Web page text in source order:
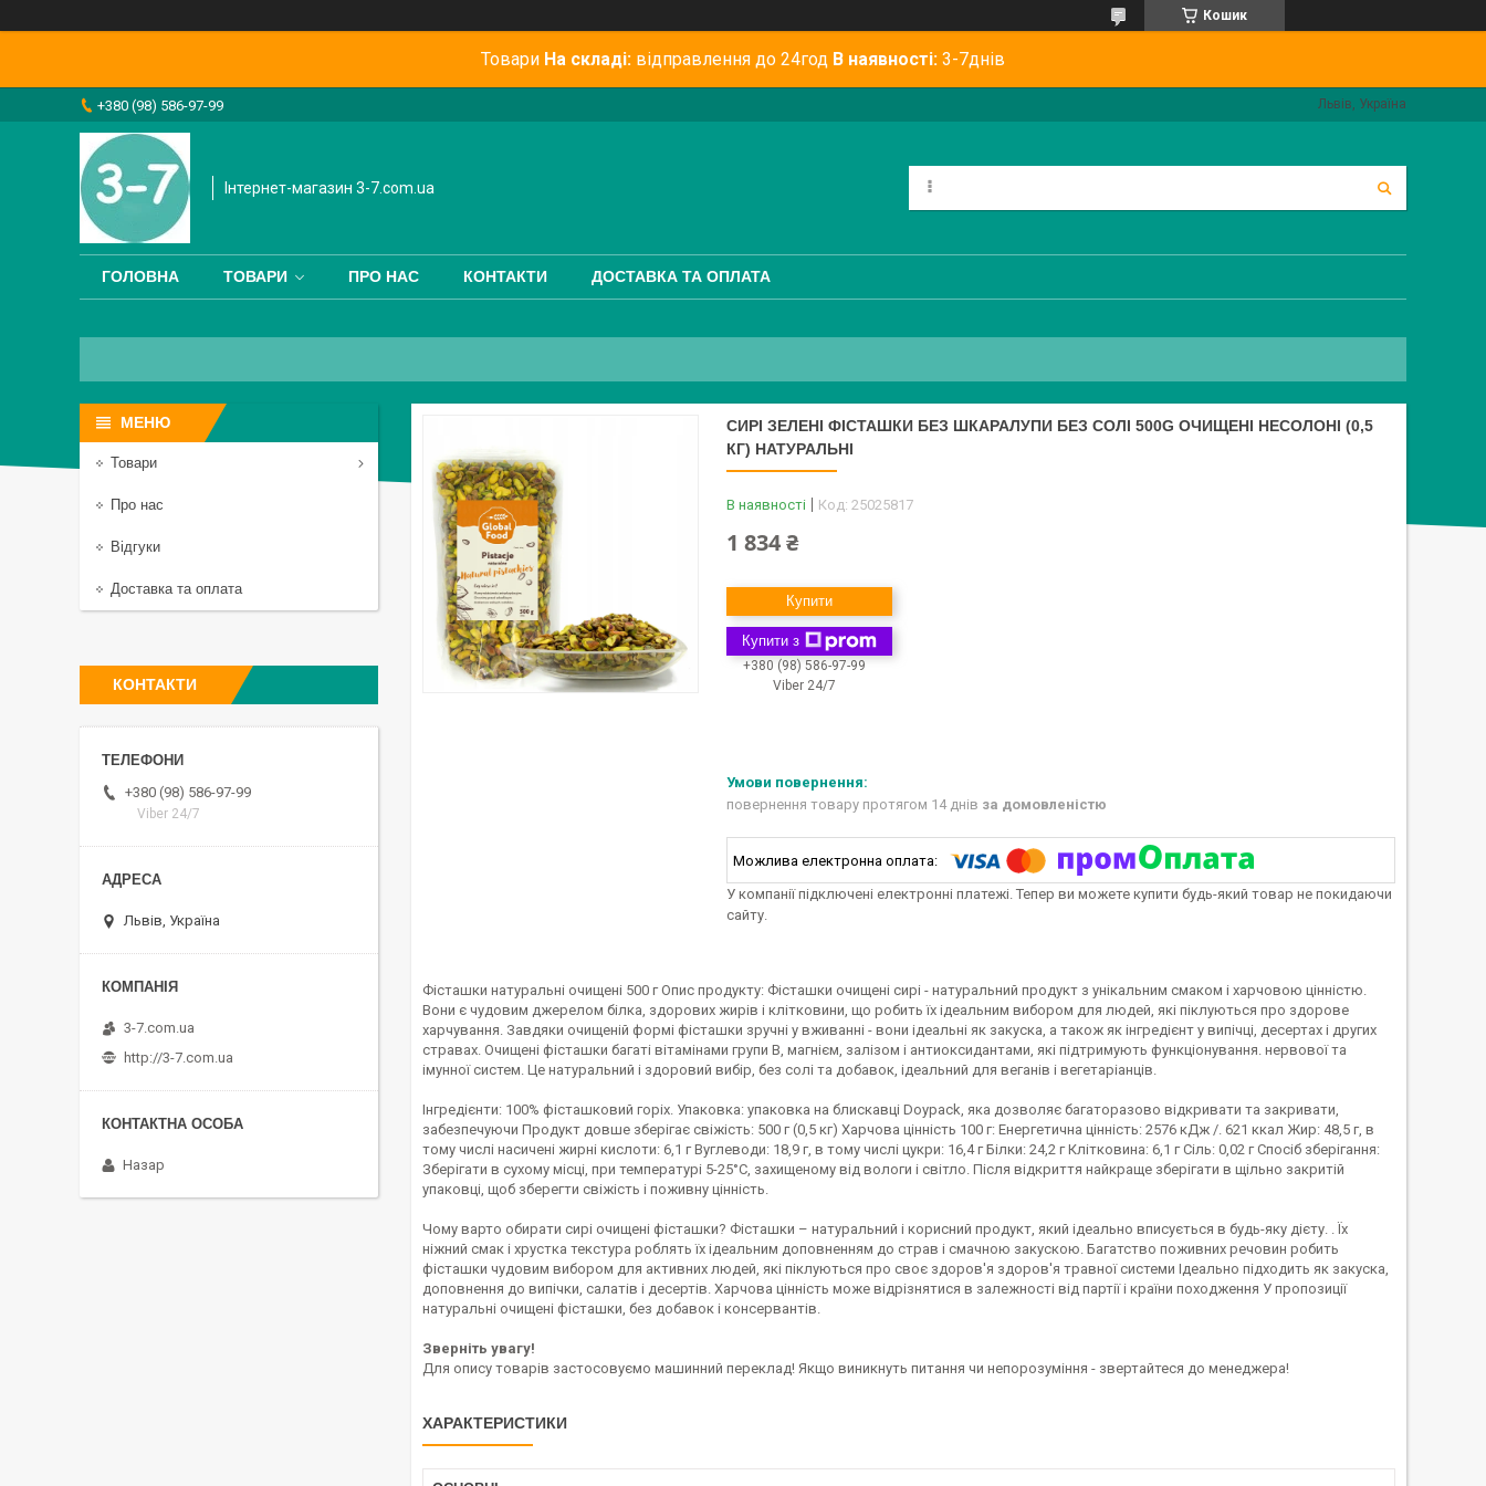
Кошик
Товари На складі: відправлення до 24год В наявності: 3-7днів
+380 (98) 586-97-99 Львів, Україна
Інтернет-магазин 3-7.com.ua
ГОЛОВНА ТОВАРИ ПРО НАС КОНТАКТИ ДОСТАВКА ТА ОПЛАТА
СИРІ ЗЕЛЕНІ ФІСТАШКИ БЕЗ ШКАРАЛУПИ БЕЗ СОЛІ 500G ОЧИЩЕНІ НЕСОЛОНІ (0,5
КГ) НАТУРАЛЬНІ
В наявності Код: 25025817
1 834 ₴
Купити
Купити з
+380 (98) 586-97-99
Viber 24/7
повернення товару протягом 14 днів за домовленістю
У компанії підключені електронні платежі. Тепер ви можете купити будь-який товар не покидаючи
сайту.
Фісташки натуральні очищені 500 г Опис продукту: Фісташки очищені сирі - натуральний продукт з унікальним смаком і харчовою цінністю.
Вони є чудовим джерелом білка, здорових жирів і клітковини, що робить їх ідеальним вибором для людей, які піклуються про здорове
харчування. Завдяки очищеній формі фісташки зручні у вживанні - вони ідеальні як закуска, а також як інгредієнт у випічці, десертах і других
стравах. Очищені фісташки багаті вітамінами групи В, магнієм, залізом і антиоксидантами, які підтримують функціонування. нервової та
імунної систем. Це натуральний і здоровий вибір, без солі та добавок, ідеальний для веганів і вегетаріанців.
Інгредієнти: 100% фісташковий горіх. Упаковка: упаковка на блискавці Doypack, яка дозволяє багаторазово відкривати та закривати,
забезпечуючи Продукт довше зберігає свіжість: 500 г (0,5 кг) Харчова цінність 100 г: Енергетична цінність: 2576 кДж /. 621 ккал Жир: 48,5 г, в
тому числі насичені жирні кислоти: 6,1 г Вуглеводи: 18,9 г, в тому числі цукри: 16,4 г Білки: 24,2 г Клітковина: 6,1 г Сіль: 0,02 г Спосіб зберігання:
Зберігати в сухому місці, при температурі 5-25°C, захищеному від вологи і світло. Після відкриття найкраще зберігати в щільно закритій
упаковці, щоб зберегти свіжість і поживну цінність.
Чому варто обирати сирі очищені фісташки? Фісташки – натуральний і корисний продукт, який ідеально вписується в будь-яку дієту. . Їх
ніжний смак і хрустка текстура роблять їх ідеальним доповненням до страв і смачною закускою. Багатство поживних речовин робить
фісташки чудовим вибором для активних людей, які піклуються про своє здоров'я здоров'я травної системи Ідеально підходить як закуска,
доповнення до випічки, салатів і десертів. Харчова цінність може відрізнятися в залежності від партії і країни походження У пропозиції
натуральні очищені фісташки, без добавок і консервантів.
Зверніть увагу!
Для опису товарів застосовуємо машинний переклад! Якщо виникнуть питання чи непорозуміння - звертайтеся до менеджера!
ХАРАКТЕРИСТИКИ
Товари
Про нас
Відгуки
Доставка та оплата
КОНТАКТИ
+380 (98) 586-97-99
Viber 24/7
Львів, Україна
3-7.com.ua
http://3-7.com.ua
Назар